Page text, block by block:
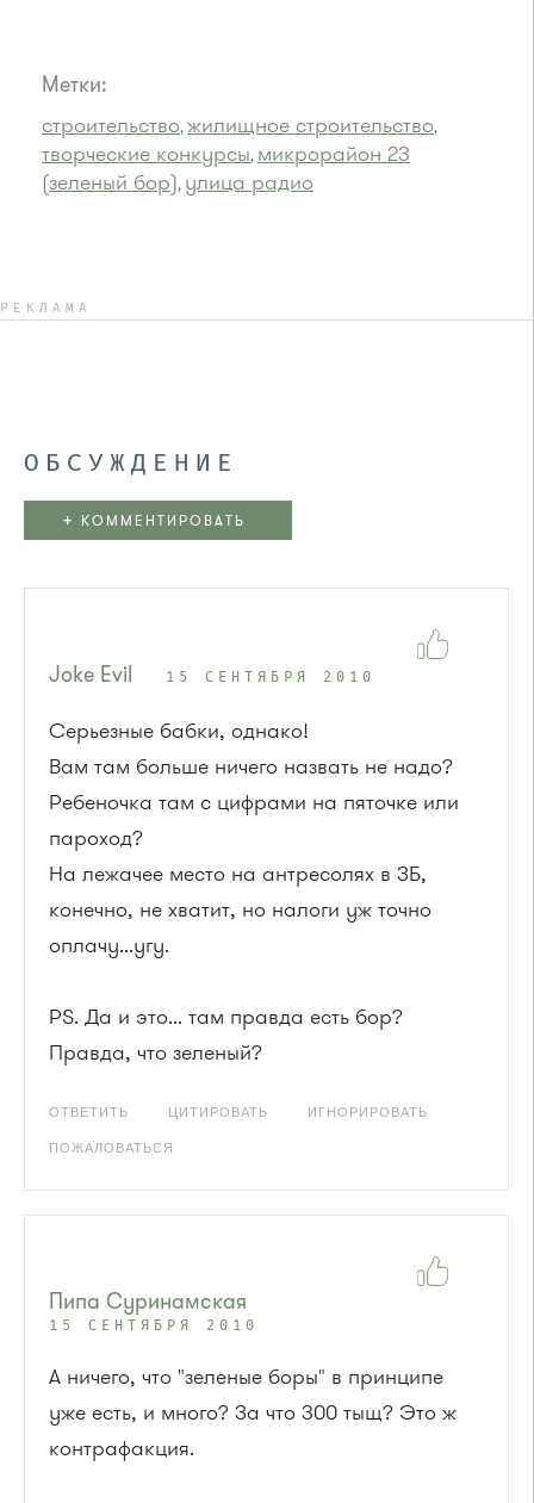
Метки:
строительство,жилищное строительство,
творческие конкурсы, микрорайон 23
(зеленый бор), улица радио
РЕКЛАМА
ОБСУЖДЕНИЕ
+ КОММЕНТИРОВАТЬ
Joke Evil 15 СЕНТЯБРЯ 2010
Серьезные бабки, однако!
Вам там больше ничего назвать не надо?
Ребеночка там с цифрами на пяточке или
пароход?
На лежачее место на антресолях в ЗБ,
конечно, не хватит, но налоги уж точно
оплачу...угу.
PS. Да и это... там правда есть бор?
Правда, что зеленый?
ОТВЕТИТЬ ЦИТИРОВАТЬ ИГНОРИРОВАТЬ
ПОЖАЛОВАТЬСЯ
Пипа Суринамская
15 СЕНТЯБРЯ 2010
А ничего, что "зеленые боры" в принципе
уже есть, и много? За что 300 тыщ? Это ж
контрафакция.